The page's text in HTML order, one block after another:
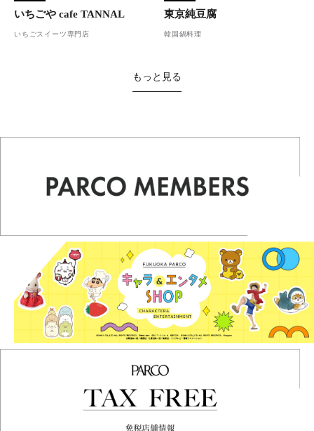
いちごや cafe TANNAL
いちごスイーツ専門店
東京純豆腐
韓国鍋料理
もっと見る